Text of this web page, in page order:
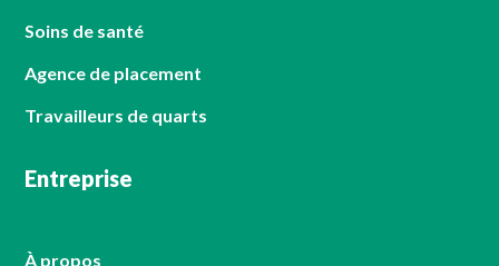
Soins de santé
Agence de placement
Travailleurs de quarts
Entreprise
À propos